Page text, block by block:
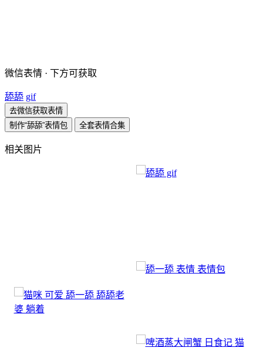
微信表情 · 下方可获取
舔舔 gif
去微信获取表情
制作“舔舔”表情包
全套表情合集
相关图片